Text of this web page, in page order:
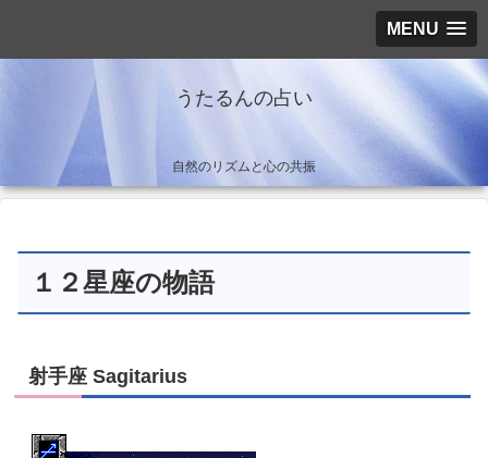
MENU
うたるんの占い
自然のリズムと心の共振
１２星座の物語
射手座 Sagitarius